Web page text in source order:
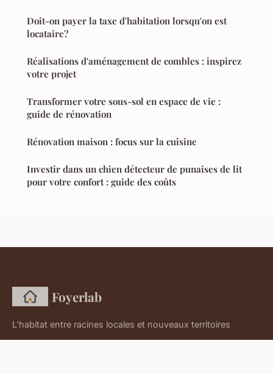
Doit-on payer la taxe d'habitation lorsqu'on est
locataire?
Réalisations d'aménagement de combles : inspirez
votre projet
Transformer votre sous-sol en espace de vie :
guide de rénovation
Rénovation maison : focus sur la cuisine
Investir dans un chien détecteur de punaises de lit
pour votre confort : guide des coûts
Foyerlab
L'habitat entre racines locales et nouveaux territoires